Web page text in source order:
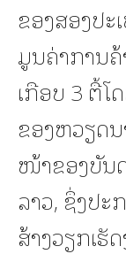
ຂອງສອງປະ
ມູນຄ່າການ
ເກືອບ 3 ຕື້
ຂອງຫວຽດ
ໜ້າຂອງບັນ
ລາວ, ຊຶ່ງປະ
ສ້າງວຽກເ